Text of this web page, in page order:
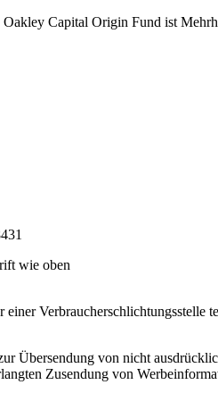
Capital Origin Fund ist
wie oben
Ver­brau­cher­schlich­tungs­s­telle
Übersendung von nicht
Zusendung von